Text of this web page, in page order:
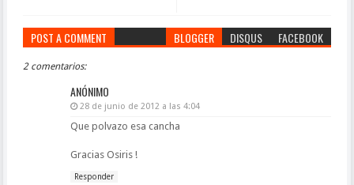
POST A COMMENT BLOGGER DISQUS FACEBOOK
2 comentarios:
ANÓNIMO
28 de junio de 2012 a las 4:04
Que polvazo esa cancha
Gracias Osiris !
Responder